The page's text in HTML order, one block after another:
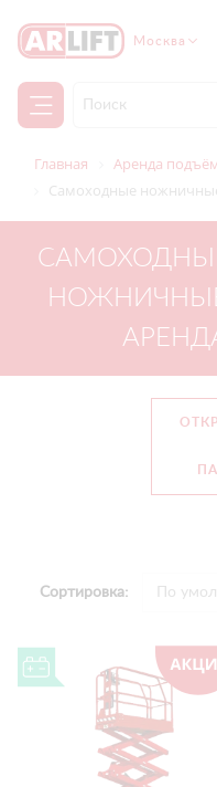
Москва
Главная
Аренда
Самоходные
Сортировка: